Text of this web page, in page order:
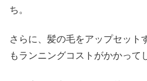
ち。
さらに、髪の毛をアップセット
もランニングコストがかかって